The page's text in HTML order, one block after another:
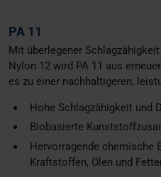
PA 11
Mit überlegener
Nylon 12 wird PA 11 aus
es zu einer nachhaltigeren,
Hohe Schlagzähigkeit und
Biobasierte
Hervorragende chemische
Kraftstoffen, Ölen und